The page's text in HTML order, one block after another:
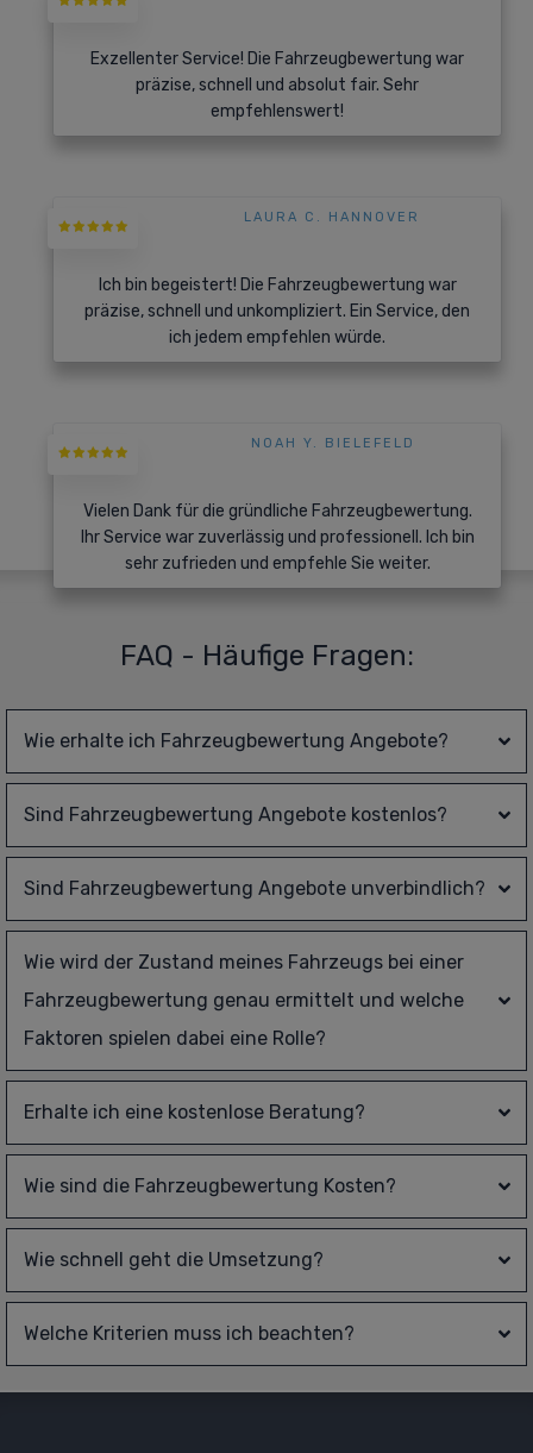
Exzellenter Service! Die Fahrzeugbewertung war
präzise, schnell und absolut fair. Sehr
empfehlenswert!
LAURA C. HANNOVER
Ich bin begeistert! Die Fahrzeugbewertung war
präzise, schnell und unkompliziert. Ein Service, den
ich jedem empfehlen würde.
NOAH Y. BIELEFELD
Vielen Dank für die gründliche Fahrzeugbewertung.
Ihr Service war zuverlässig und professionell. Ich bin
sehr zufrieden und empfehle Sie weiter.
FAQ - Häufige Fragen:
Wie erhalte ich Fahrzeugbewertung Angebote?
Sind Fahrzeugbewertung Angebote kostenlos?
Sind Fahrzeugbewertung Angebote unverbindlich?
Wie wird der Zustand meines Fahrzeugs bei einer
Fahrzeugbewertung genau ermittelt und welche
Faktoren spielen dabei eine Rolle?
Erhalte ich eine kostenlose Beratung?
Wie sind die Fahrzeugbewertung Kosten?
Wie schnell geht die Umsetzung?
Welche Kriterien muss ich beachten?